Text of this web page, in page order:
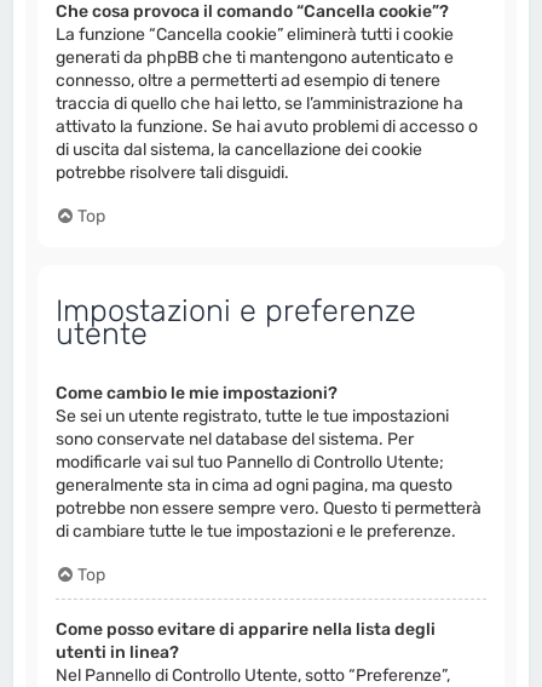
Che cosa provoca il comando “Cancella cookie”?
La funzione “Cancella cookie” eliminerà tutti i cookie
generati da phpBB che ti mantengono autenticato e
connesso, oltre a permetterti ad esempio di tenere
traccia di quello che hai letto, se l’amministrazione ha
attivato la funzione. Se hai avuto problemi di accesso o
di uscita dal sistema, la cancellazione dei cookie
potrebbe risolvere tali disguidi.
Top
Impostazioni e preferenze
utente
Come cambio le mie impostazioni?
Se sei un utente registrato, tutte le tue impostazioni
sono conservate nel database del sistema. Per
modificarle vai sul tuo Pannello di Controllo Utente;
generalmente sta in cima ad ogni pagina, ma questo
potrebbe non essere sempre vero. Questo ti permetterà
di cambiare tutte le tue impostazioni e le preferenze.
Top
Come posso evitare di apparire nella lista degli
utenti in linea?
Nel Pannello di Controllo Utente, sotto “Preferenze”,